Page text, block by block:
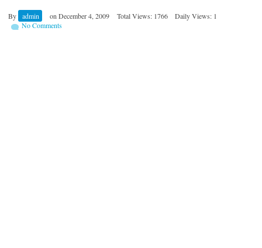
By admin on December 4, 2009 Total Views: 1766
Daily Views: 1
No Comments